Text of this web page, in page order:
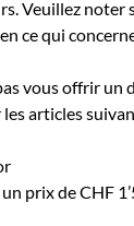
Veuillez noter
ce qui
vous offrir un
les articles
prix de CHF